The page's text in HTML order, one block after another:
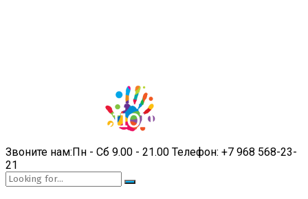
Звоните нам:Пн - Сб 9.00 - 21.00 Телефон: +7 968 568-23-
21